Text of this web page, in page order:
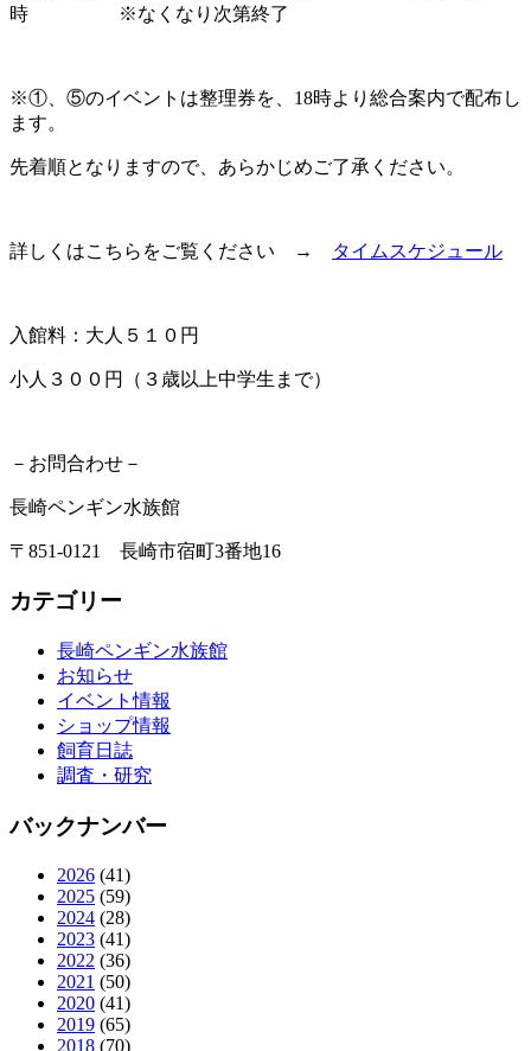
時 ※なくなり次第終了
※①、⑤のイベントは整理券を、18時より総合案内で配布し
ます。
先着順となりますので、あらかじめご了承ください。
詳しくはこちらをご覧ください → タイムスケジュール
入館料：大人５１０円
小人３００円（３歳以上中学生まで）
－お問合わせ－
長崎ペンギン水族館
〒851-0121 長崎市宿町3番地16
カテゴリー
長崎ペンギン水族館
お知らせ
イベント情報
ショップ情報
飼育日誌
調査・研究
バックナンバー
2026 (41)
2025 (59)
2024 (28)
2023 (41)
2022 (36)
2021 (50)
2020 (41)
2019 (65)
2018 (70)